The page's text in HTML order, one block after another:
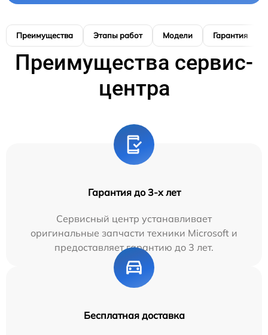
Преимущества Этапы работ Модели Гарантия
Преимущества сервис-
центра
Гарантия до 3-х лет
Сервисный центр устанавливает
оригинальные запчасти техники Microsoft и
предоставляет гарантию до 3 лет.
Бесплатная доставка